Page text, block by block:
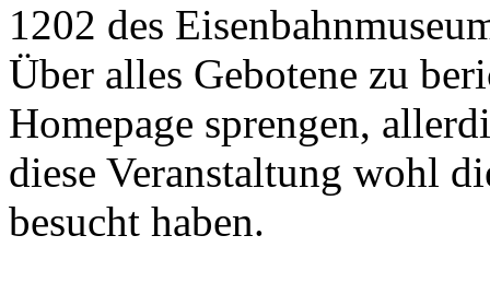
1202 des
Über alles Gebotene zu
Homepage sprengen,
diese Veranstaltung wohl
besucht haben.